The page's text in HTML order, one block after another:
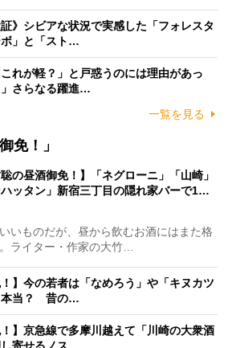
証》シビアな状況で実感した「フォレスタ
」と「スト…
れが軽？」と戸惑うのには理由があっ
さらなる躍進…
一覧を見る
免！」
聡の昼酒御免！】「ネグローニ」「山崎」
ハッタン」新宿三丁目の隠れ家バーで1…
いものだが、昼から飲むお酒にはまた格
ライター・作家の大竹…
！】今の若者は「なめろう」や「キヌカツ
本当？ 昔の…
！】京急線で多摩川越えて「川崎の大衆酒
寄せるノス…